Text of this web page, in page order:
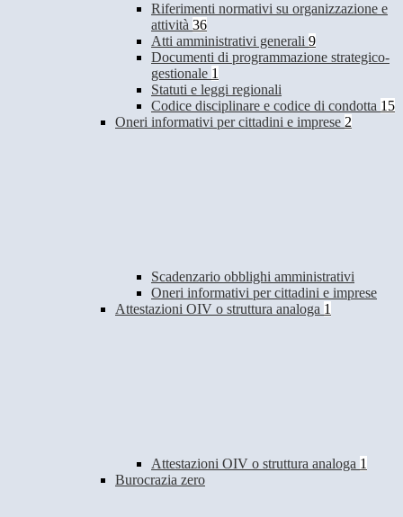
Riferimenti normativi su organizzazione e
attività 36
Atti amministrativi generali 9
Documenti di programmazione strategico-
gestionale 1
Statuti e leggi regionali
Codice disciplinare e codice di condotta 15
Oneri informativi per cittadini e imprese 2
Scadenzario obblighi amministrativi
Oneri informativi per cittadini e imprese
Attestazioni OIV o struttura analoga 1
Attestazioni OIV o struttura analoga 1
Burocrazia zero